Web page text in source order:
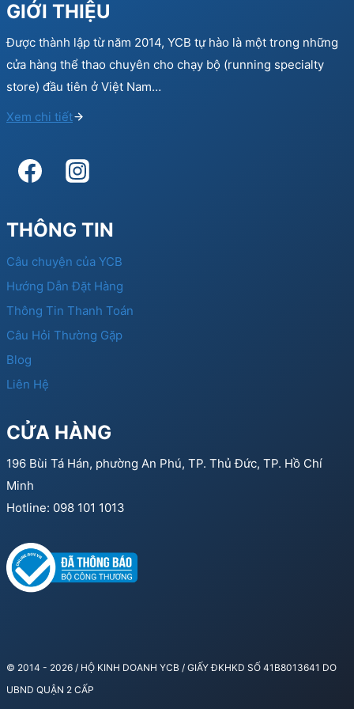
GIỚI THIỆU
Được thành lập từ năm 2014, YCB tự hào là một trong những
cửa hàng thể thao chuyên cho chạy bộ (running specialty
store) đầu tiên ở Việt Nam…
Xem chi tiết
THÔNG TIN
Câu chuyện của YCB
Hướng Dẫn Đặt Hàng
Thông Tin Thanh Toán
Câu Hỏi Thường Gặp
Blog
Liên Hệ
CỬA HÀNG
196 Bùi Tá Hán, phường An Phú, TP. Thủ Đức, TP. Hồ Chí
Minh
Hotline: 098 101 1013
© 2014 - 2026 / HỘ KINH DOANH YCB / GIẤY ĐKHKD SỐ 41B8013641 DO
UBND QUẬN 2 CẤP